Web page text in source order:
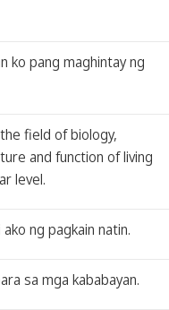
ko pang maghintay ng
field of biology,
and function of living
level.
ng pagkain natin.
sa mga kababayan.